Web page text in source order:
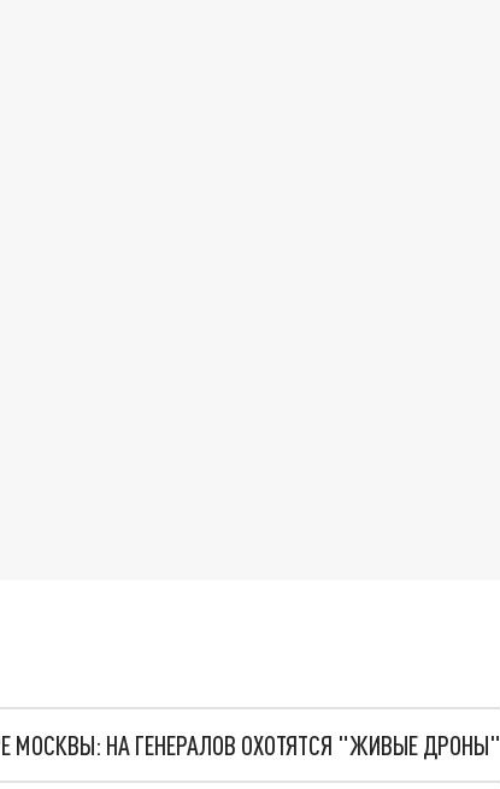
МОСКВЫ: НА ГЕНЕРАЛОВ ОХОТЯТСЯ "ЖИВЫЕ ДРОНЫ"